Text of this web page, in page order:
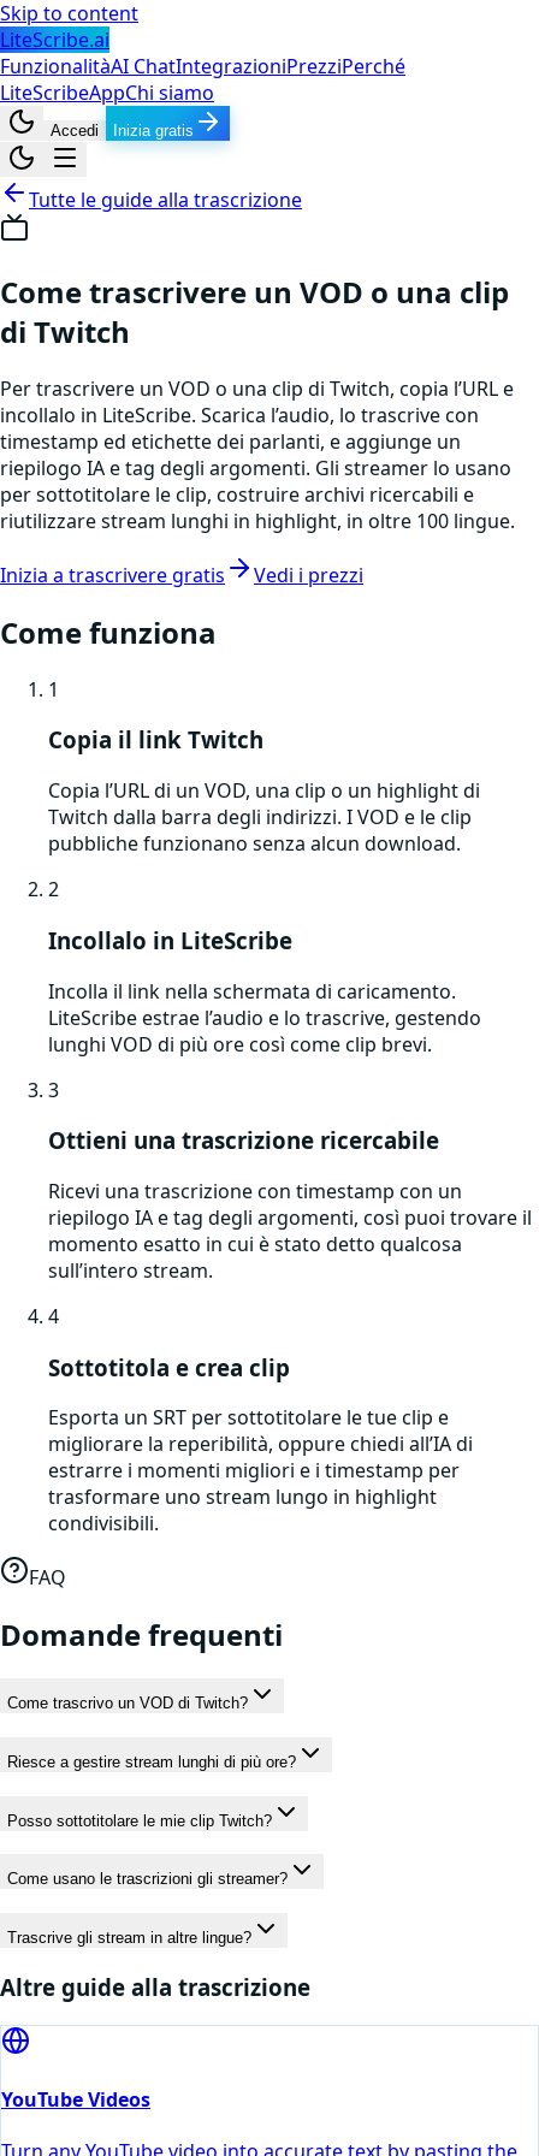
Skip to content
LiteScribe.ai
FunzionalitàAI ChatIntegrazioniPrezziPerché
LiteScribeAppChi siamo
Accedi Inizia gratis
Tutte le guide alla trascrizione
Come trascrivere un VOD o una clip
di Twitch
Per trascrivere un VOD o una clip di Twitch, copia l’URL e
incollalo in LiteScribe. Scarica l’audio, lo trascrive con
timestamp ed etichette dei parlanti, e aggiunge un
riepilogo IA e tag degli argomenti. Gli streamer lo usano
per sottotitolare le clip, costruire archivi ricercabili e
riutilizzare stream lunghi in highlight, in oltre 100 lingue.
Inizia a trascrivere gratis Vedi i prezzi
Come funziona
1
Copia il link Twitch
Copia l’URL di un VOD, una clip o un highlight di
Twitch dalla barra degli indirizzi. I VOD e le clip
pubbliche funzionano senza alcun download.
2
Incollalo in LiteScribe
Incolla il link nella schermata di caricamento.
LiteScribe estrae l’audio e lo trascrive, gestendo
lunghi VOD di più ore così come clip brevi.
3
Ottieni una trascrizione ricercabile
Ricevi una trascrizione con timestamp con un
riepilogo IA e tag degli argomenti, così puoi trovare il
momento esatto in cui è stato detto qualcosa
sull’intero stream.
4
Sottotitola e crea clip
Esporta un SRT per sottotitolare le tue clip e
migliorare la reperibilità, oppure chiedi all’IA di
estrarre i momenti migliori e i timestamp per
trasformare uno stream lungo in highlight
condivisibili.
FAQ
Domande frequenti
Come trascrivo un VOD di Twitch?
Riesce a gestire stream lunghi di più ore?
Posso sottotitolare le mie clip Twitch?
Come usano le trascrizioni gli streamer?
Trascrive gli stream in altre lingue?
Altre guide alla trascrizione
YouTube Videos